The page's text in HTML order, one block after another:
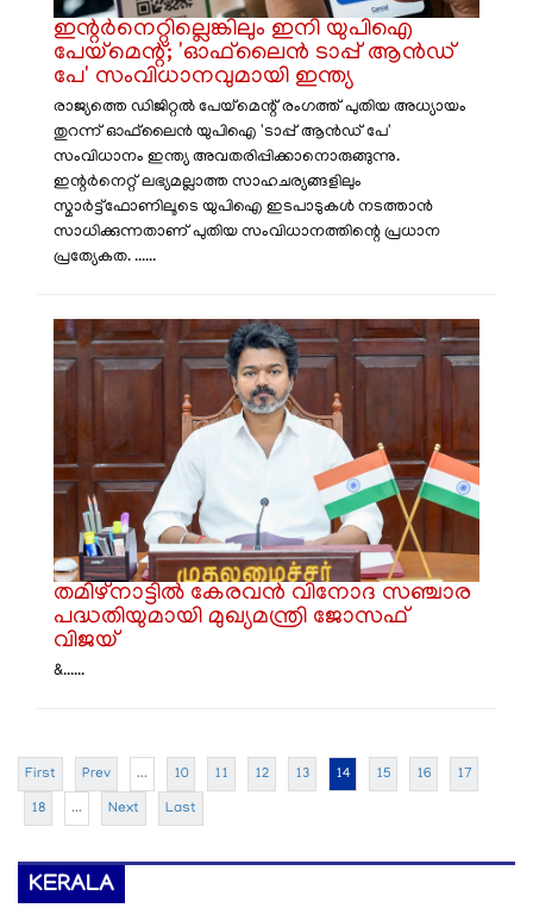
ഇന്റർനെറ്റില്ലെങ്കിലും ഇനി യുപിഐ
പേയ്‌മെന്റ്; 'ഓഫ്‌ലൈൻ ടാപ്പ് ആൻഡ്
പേ' സംവിധാനവുമായി ഇന്ത്യ
രാജ്യത്തെ ഡിജിറ്റൽ പേയ്‌മെന്റ് രംഗത്ത് പുതിയ അധ്യായം
തുറന്ന് ഓഫ്‌ലൈൻ യുപിഐ 'ടാപ്പ് ആൻഡ് പേ'
സംവിധാനം ഇന്ത്യ അവതരിപ്പിക്കാനൊരുങ്ങുന്നു.
ഇന്റർനെറ്റ് ലഭ്യമല്ലാത്ത സാഹചര്യങ്ങളിലും
സ്മാർട്ട്‌ഫോണിലൂടെ യുപിഐ ഇടപാടുകൾ നടത്താൻ
സാധിക്കുന്നതാണ് പുതിയ സംവിധാനത്തിന്റെ പ്രധാന
പ്രത്യേകത. ......
തമിഴ്‌നാട്ടിൽ കേരവൻ വിനോദ സഞ്ചാര
പദ്ധതിയുമായി മുഖ്യമന്ത്രി ജോസഫ്
വിജയ്
&......
First Prev ... 10 11 12 13 14 15 16 17
18 ... Next Last
KERALA